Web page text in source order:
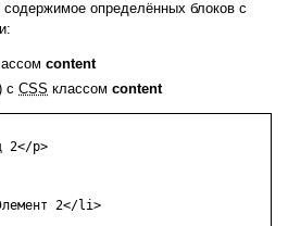
содержимое определённых блоков с
content
с CSS классом content
2</p>
2</li>